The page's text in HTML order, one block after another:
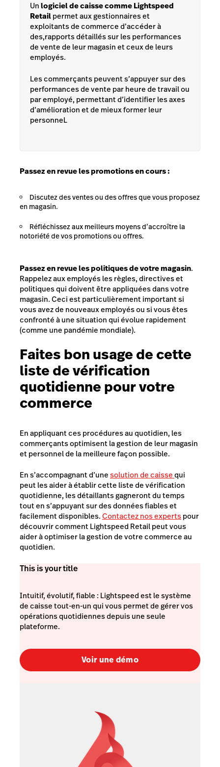
Unlogiciel de caisse comme Lightspeed
Retailpermet aux gestionnaires et
exploitants de commerce d’accéder à
des,rapports détaillés sur les performances
de vente de leur magasin et ceux de leurs
employés.
Les commerçants peuvent s’appuyer sur des
performances de vente par heure de travail ou
par employé, permettant d’identifier les axes
d’amélioration et de mieux former leur
personneL
Passez en revue les promotions en cours :
Discutez des ventes ou des offres que vous proposez
en magasin.
Réfléchissez aux meilleurs moyens d’accroître la
notoriété de vos promotions ou offres.
Passez en revue les politiques de votre magasin.
Rappelez aux employés les règles, directives et
politiques qui doivent être appliquées dans votre
magasin. Ceci est particulièrement important si
vous avez de nouveaux employés ou si vous êtes
confronté à une situation qui évolue rapidement
(comme une pandémie mondiale).
Faites bon usage de cette
liste de vérification
quotidienne pour votre
commerce
En appliquant ces procédures au quotidien, les
commerçants optimisent la gestion de leur magasin
et personnel de la meilleure façon possible.
En s’accompagnant d’unesolution de caissequi
peut les aider à établir cette liste de vérification
quotidienne, les détaillants gagneront du temps
tout en s’appuyant sur des données fiables et
facilement disponibles.Contactez nos expertspour
découvrir comment Lightspeed Retail peut vous
aider à optimiser la gestion de votre commerce au
quotidien.
This is your title
Intuitif, évolutif, fiable : Lightspeed est le système
de caisse tout-en-un qui vous permet de gérer vos
opérations quotidiennes depuis une seule
plateforme.
Voir une démo